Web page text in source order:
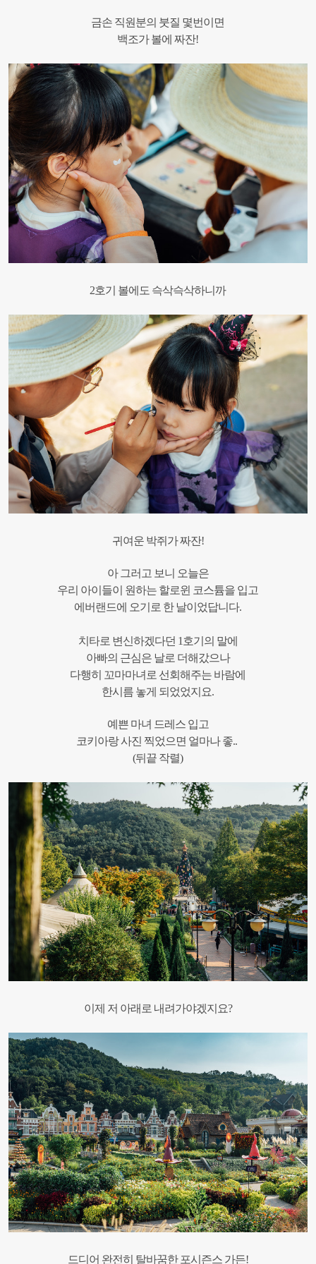
금손 직원분의 붓질 몇번이면
백조가 볼에 짜잔!
2호기 볼에도 슥삭슥삭하니까
귀여운 박쥐가 짜잔!
아 그러고 보니 오늘은
우리 아이들이 원하는 할로윈 코스튬을 입고
에버랜드에 오기로 한 날이었답니다.
치타로 변신하겠다던 1호기의 말에
아빠의 근심은 날로 더해갔으나
다행히 꼬마마녀로 선회해주는 바람에
한시름 놓게 되었었지요.
예쁜 마녀 드레스 입고
코키아랑 사진 찍었으면 얼마나 좋..
(뒤끝 작렬)
이제 저 아래로 내려가야겠지요?
드디어 완전히 탈바꿈한 포시즌스 가든!